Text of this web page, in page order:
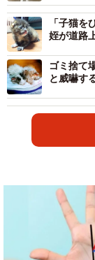
「子猫
姪が道路
ゴミ捨て
と威嚇す